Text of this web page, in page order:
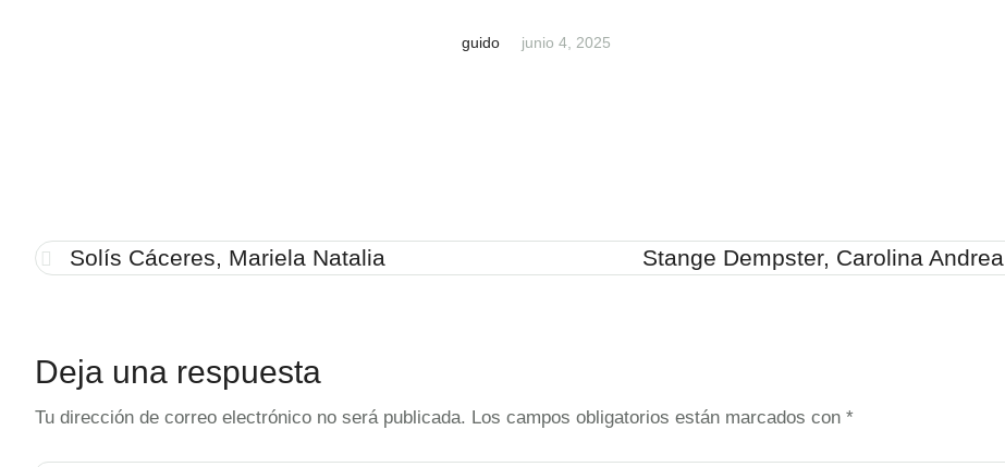
guido junio 4, 2025
Solís Cáceres, Mariela Natalia Stange Dempster, Carolina Andrea
Deja una respuesta
Tu dirección de correo electrónico no será publicada. Los campos obligatorios están marcados con *